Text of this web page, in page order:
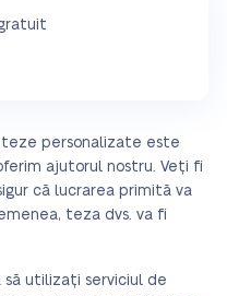
personalizate este
ajutorul nostru. Veți fi
că lucrarea primită va
teza dvs. va fi
utilizați serviciul de